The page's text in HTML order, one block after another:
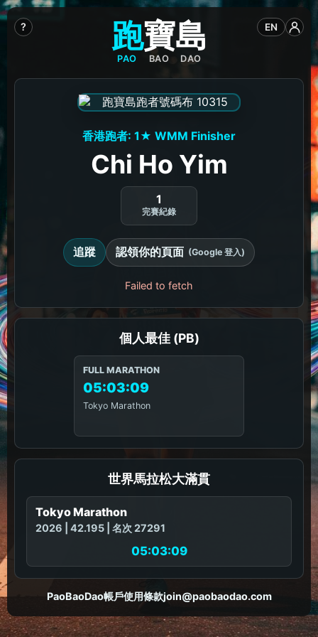
? EN
跑
PAO
寶
BAO
島
DAO
香港跑者: 1★ WMM Finisher
Chi Ho Yim
1
完賽紀錄
追蹤 認領你的頁面 (Google 登入)
Failed to fetch
個人最佳 (PB)
FULL MARATHON
05:03:09
Tokyo Marathon
世界馬拉松大滿貫
Tokyo Marathon
2026 | 42.195 | 名次 27291
05:03:09
PaoBaoDao帳戶使用條款join@paobaodao.com